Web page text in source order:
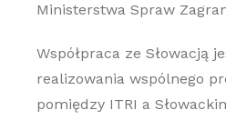
Ministerstwa Spraw
Współpraca ze Słowacją
realizowania wspólnego
pomiędzy ITRI a